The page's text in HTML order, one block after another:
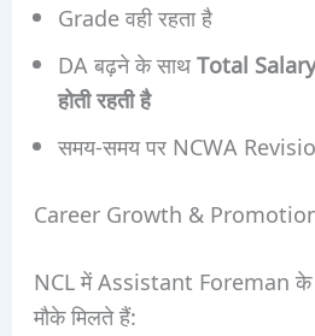
Grade वही रहता है
DA बढ़ने के साथTotal
होती रहती है
समय-समय पर NCWA
Career Growth &
NCL में Assistant Foreman के
मौके मिलते हैं: